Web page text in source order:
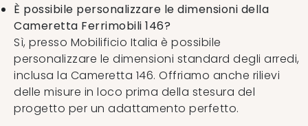
È possibile personalizzare le dimensioni della
Cameretta Ferrimobili 146?
Sì, presso Mobilificio Italia è possibile
personalizzare le dimensioni standard degli arredi,
inclusa la Cameretta 146. Offriamo anche rilievi
delle misure in loco prima della stesura del
progetto per un adattamento perfetto.